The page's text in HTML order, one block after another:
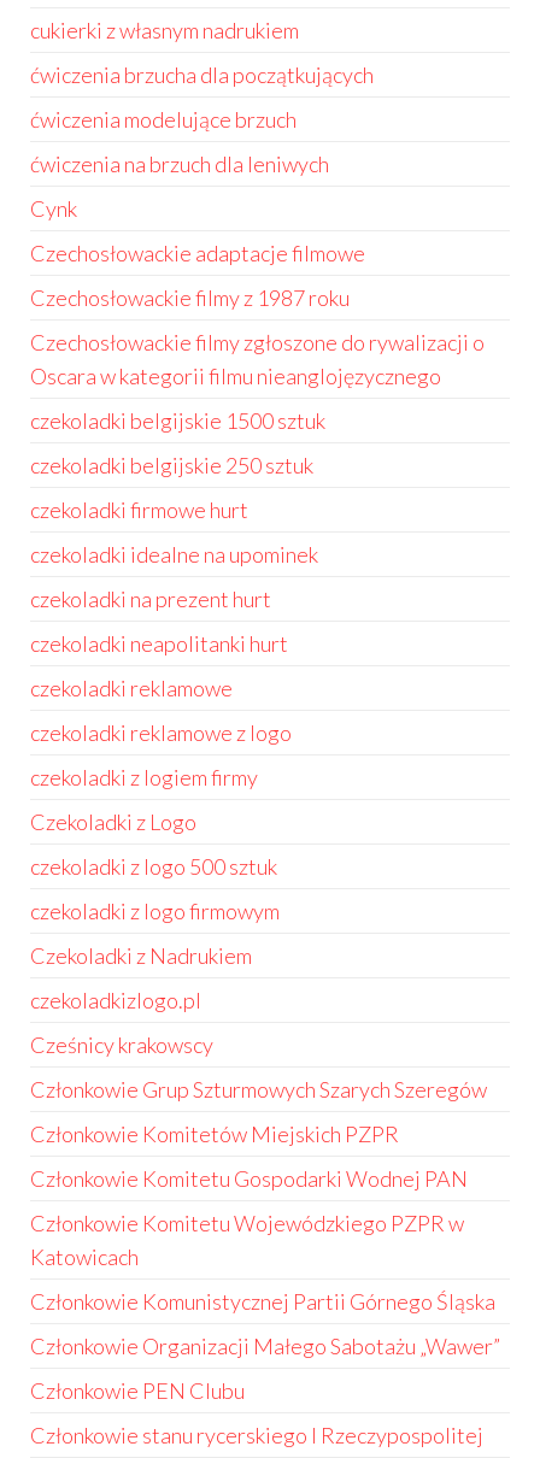
cukierki z własnym nadrukiem
ćwiczenia brzucha dla początkujących
ćwiczenia modelujące brzuch
ćwiczenia na brzuch dla leniwych
Cynk
Czechosłowackie adaptacje filmowe
Czechosłowackie filmy z 1987 roku
Czechosłowackie filmy zgłoszone do rywalizacji o
Oscara w kategorii filmu nieanglojęzycznego
czekoladki belgijskie 1500 sztuk
czekoladki belgijskie 250 sztuk
czekoladki firmowe hurt
czekoladki idealne na upominek
czekoladki na prezent hurt
czekoladki neapolitanki hurt
czekoladki reklamowe
czekoladki reklamowe z logo
czekoladki z logiem firmy
Czekoladki z Logo
czekoladki z logo 500 sztuk
czekoladki z logo firmowym
Czekoladki z Nadrukiem
czekoladkizlogo.pl
Cześnicy krakowscy
Członkowie Grup Szturmowych Szarych Szeregów
Członkowie Komitetów Miejskich PZPR
Członkowie Komitetu Gospodarki Wodnej PAN
Członkowie Komitetu Wojewódzkiego PZPR w
Katowicach
Członkowie Komunistycznej Partii Górnego Śląska
Członkowie Organizacji Małego Sabotażu „Wawer”
Członkowie PEN Clubu
Członkowie stanu rycerskiego I Rzeczypospolitej